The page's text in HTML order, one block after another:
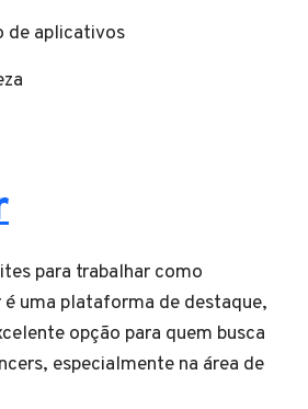
de aplicativos
para trabalhar como
uma plataforma de destaque,
opção para quem busca
especialmente na área de